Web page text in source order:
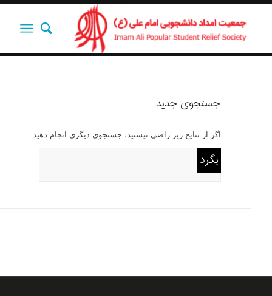
جستجوی جدید
اگر از نتایج زیر راضی نیستید، جستجوی دیگری انجام دهید.